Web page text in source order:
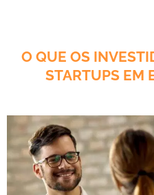
O QUE OS
STARTUPS EM